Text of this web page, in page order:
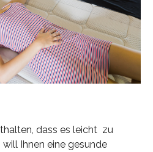
dass es leicht zu
Ihnen eine gesunde